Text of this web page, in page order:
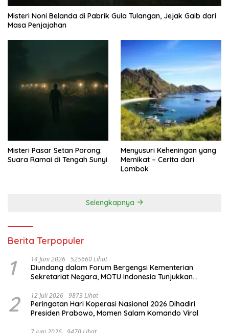
Misteri Noni Belanda di Pabrik Gula Tulangan, Jejak Gaib dari
Masa Penjajahan
Misteri Pasar Setan Porong:
Suara Ramai di Tengah Sunyi
Menyusuri Keheningan yang
Memikat – Cerita dari
Lombok
Selengkapnya
Berita Terpopuler
1 14 Juni 2026 525660 Lihat
Diundang dalam Forum Bergengsi Kementerian
Sekretariat Negara, MOTU Indonesia Tunjukkan
2 12 Juli 2026 9873 Lihat
Peringatan Hari Koperasi Nasional 2026 Dihadiri
Presiden Prabowo, Momen Salam Komando Viral